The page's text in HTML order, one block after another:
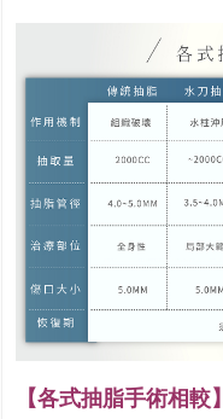
【各式抽脂手術相較】